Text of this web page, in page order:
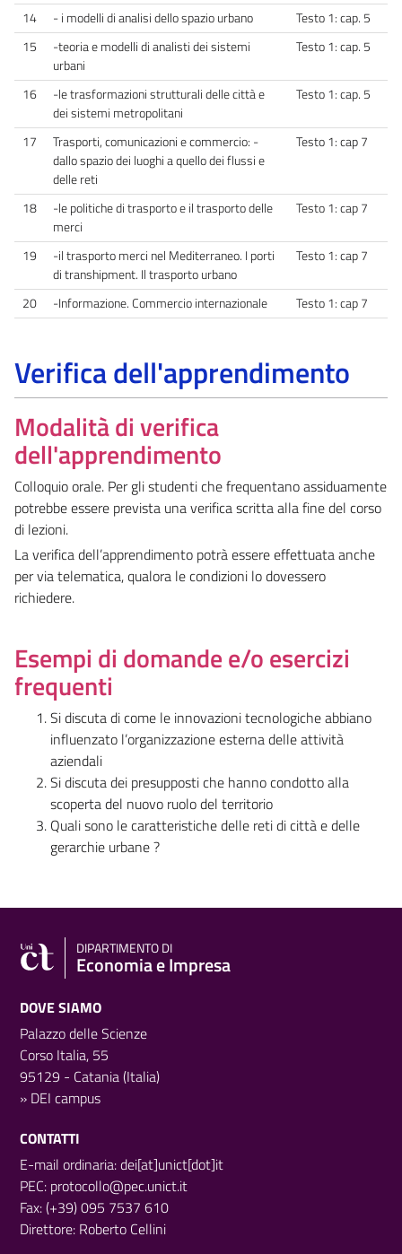
14 - i modelli di analisi dello spazio urbano
Testo 1: cap. 5
15
-teoria e modelli di analisti dei sistemi
urbani
Testo 1: cap. 5
16
-le trasformazioni strutturali delle città e
dei sistemi metropolitani
Testo 1: cap. 5
17
Trasporti, comunicazioni e commercio: -
dallo spazio dei luoghi a quello dei flussi e
delle reti
Testo 1: cap 7
18
-le politiche di trasporto e il trasporto delle
merci
Testo 1: cap 7
19
-il trasporto merci nel Mediterraneo. I porti
di transhipment. Il trasporto urbano
Testo 1: cap 7
20 -Informazione. Commercio internazionale Testo 1: cap 7
Verifica dell'apprendimento
Modalità di verifica
dell'apprendimento
Colloquio orale. Per gli studenti che frequentano assiduamente
potrebbe essere prevista una verifica scritta alla fine del corso
di lezioni.
La verifica dell’apprendimento potrà essere effettuata anche
per via telematica, qualora le condizioni lo dovessero
richiedere.
Esempi di domande e/o esercizi
frequenti
Si discuta di come le innovazioni tecnologiche abbiano
influenzato l’organizzazione esterna delle attività
aziendali
Si discuta dei presupposti che hanno condotto alla
scoperta del nuovo ruolo del territorio
Quali sono le caratteristiche delle reti di città e delle
gerarchie urbane ?
DIPARTIMENTO DI
Economia e Impresa
DOVE SIAMO
Palazzo delle Scienze
Corso Italia, 55
95129 - Catania (Italia)
» DEI campus
CONTATTI
E-mail ordinaria: dei[at]unict[dot]it
PEC: protocollo@pec.unict.it
Fax: (+39) 095 7537 610
Direttore: Roberto Cellini